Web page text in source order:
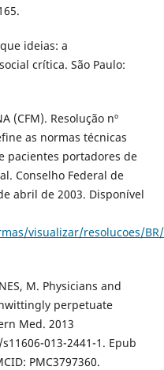
ideias: a
crítica. São Paulo:
(CFM). Resolução nº
as normas técnicas
pacientes portadores de
Conselho Federal de
abril de 2003. Disponível
visualizar/resolucoes/
M. Physicians and
perpetuate
Med. 2013
013-2441-1. Epub
PMC3797360.